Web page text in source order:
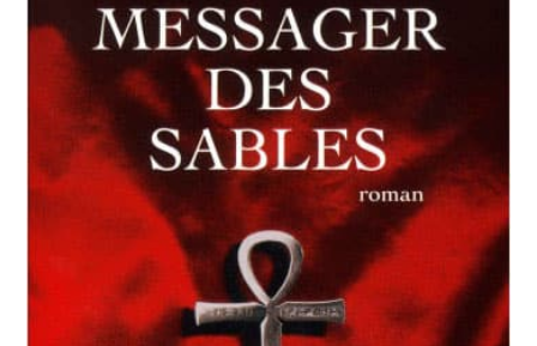
économique qui s’insinue partout, y compris dans notre
intimité. En nous aidant ainsi à retrouver la joie d’être, ce
livre me semble bien salutaire. «
Fabrice Midal
Fondateur de l’École occidentale de Méditation
« La pornographie abolit la réalité de l’autre et nous
enferme dans la brutalité de nos désirs. Ce livre nous
propose plutôt de vivre nos ébats avec lenteur et
tendresse. Ainsi, le cœur aimant se met à battre et
l’autre se remet à exister. Ainsi, la sexualité nous mène
au mystère de l’union, la pulsion la plus profonde des